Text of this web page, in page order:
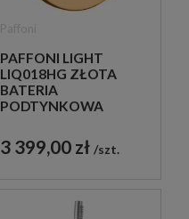
PAFFONI LIGHT
LIQ018HG ZŁOTA
BATERIA
PODTYNKOWA
DROŻNA
3 399,00 zł szt.